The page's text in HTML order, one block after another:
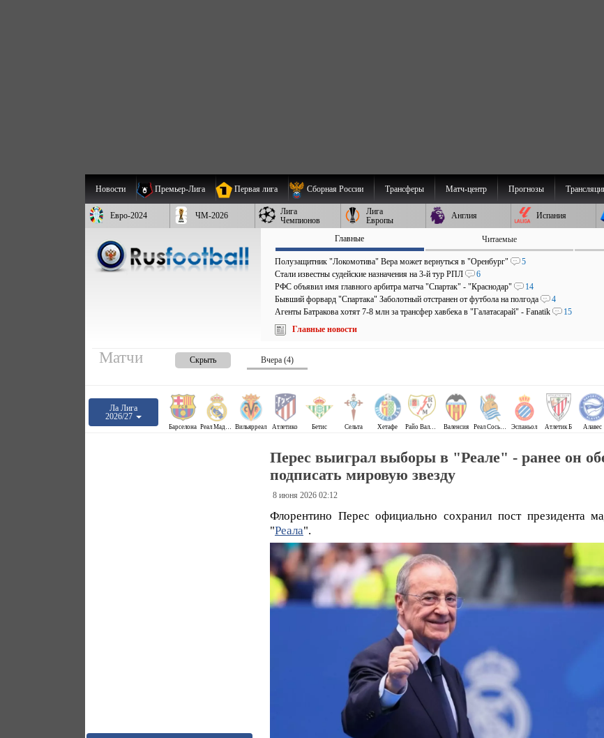
Новости Премьер-Лига Первая лига Сборная России Трансферы Матч-центр Прогнозы
Евро-2024 ЧМ-2026
Лига
Чемпионов
Лига
Европы
Англия Испания
Главные Читаемые
Полузащитник "Локомотива" Вера может вернуться в "Оренбург"
5
Стали известны судейские назначения на 3-й тур РПЛ
6
РФС объявил имя главного арбитра матча "Спартак" - "Краснодар"
14
Бывший форвард "Спартака" Заболотный отстранен от футбола на полгода
4
Агенты Батракова хотят 7-8 млн за трансфер хавбека в "Галатасарай" - Fanatik
15
Главные новости
Матчи Скрыть Вчера (4)
Ла Лига
2026/27
Барселона Реал Мадрид Вильярреал Атлетико Бетис Сельта Хетафе Райо Вальекано Валенсия Реал Сосьедад Эспаньол Атлетик Б Алавес
Перес выиграл выборы в "Реале" - ранее он
подписать мировую звезду
8 июня 2026 02:12
Флорентино Перес официально сохранил пост президента
"Реала".